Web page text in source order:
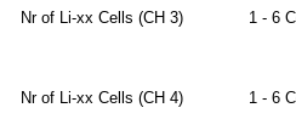
Nr of Li-xx Cells (CH 3) 1 - 6
Nr of Li-xx Cells (CH 4) 1 - 6